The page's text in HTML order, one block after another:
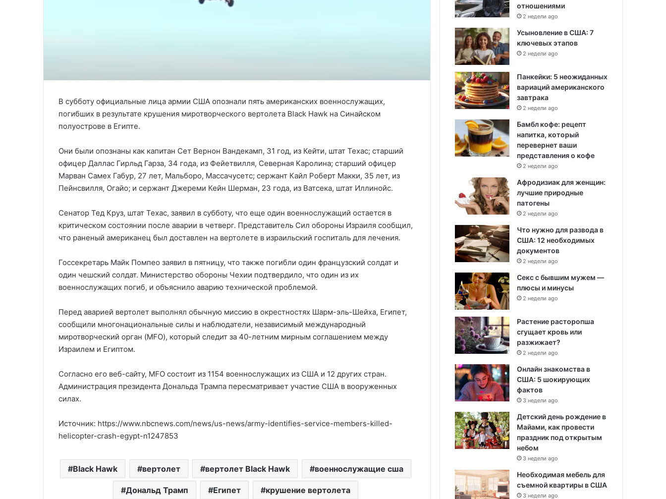
В субботу официальные лица армии США опознали пять американских военнослужащих,
погибших в результате крушения миротворческого вертолета Black Hawk на Синайском
полуострове в Египте.
Они были опознаны как капитан Сет Вернон Вандекамп, 31 год, из Кейти, штат Техас; старший
офицер Даллас Гирльд Гарза, 34 года, из Фейетвилля, Северная Каролина; старший офицер
Марван Самех Габур, 27 лет, Мальборо, Массачусетс; сержант Кайл Роберт Макки, 35 лет, из
Пейнсвилля, Огайо; и сержант Джереми Кейн Шерман, 23 года, из Ватсека, штат Иллинойс.
Сенатор Тед Круз, штат Техас, заявил в субботу, что еще один военнослужащий остается в
критическом состоянии после аварии в четверг. Представитель Сил обороны Израиля сообщил,
что раненый американец был доставлен на вертолете в израильский госпиталь для лечения.
Госсекретарь Майк Помпео заявил в пятницу, что также погибли один французский солдат и
один чешский солдат. Министерство обороны Чехии подтвердило, что один из их
военнослужащих погиб, и объяснило аварию технической проблемой.
Перед аварией вертолет выполнял обычную миссию в окрестностях Шарм-эль-Шейха, Египет,
сообщили многонациональные силы и наблюдатели, независимый международный
миротворческий орган (MFO), который следит за 40-летним мирным соглашением между
Израилем и Египтом.
Согласно его веб-сайту, MFO состоит из 1154 военнослужащих из США и 12 других стран.
Администрация президента Дональда Трампа пересматривает участие США в вооруженных
силах.
Источник: https://www.nbcnews.com/news/us-news/army-identifies-service-members-killed-
helicopter-crash-egypt-n1247853
Black Hawk вертолет вертолет Black Hawk военнослужащие сша
Дональд Трамп Египет крушение вертолета
Удивительные факты о Флориде
отношениями
2 недели ago
Усыновление в США: 7
ключевых этапов
2 недели ago
Панкейки: 5 неожиданных
вариаций американского
завтрака
2 недели ago
Бамбл кофе: рецепт
напитка, который
перевернет ваши
представления о кофе
2 недели ago
Афродизиак для женщин:
лучшие природные
патогены
2 недели ago
Что нужно для развода в
США: 12 необходимых
документов
2 недели ago
Секс с бывшим мужем —
плюсы и минусы
2 недели ago
Растение расторопша
сгущает кровь или
разжижает?
2 недели ago
Онлайн знакомства в
США: 5 шокирующих
фактов
3 недели ago
Детский день рождение в
Майами, как провести
праздник под открытым
небом
3 недели ago
Необходимая мебель для
съемной квартиры в США
3 недели ago